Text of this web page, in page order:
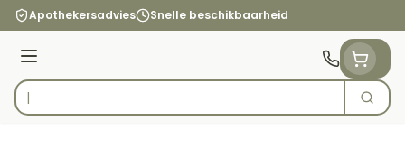
Ga naar de inhoud
Apothekersadvies Snelle beschikbaarheid
Menu
Product, merk, categorie...
Zoek